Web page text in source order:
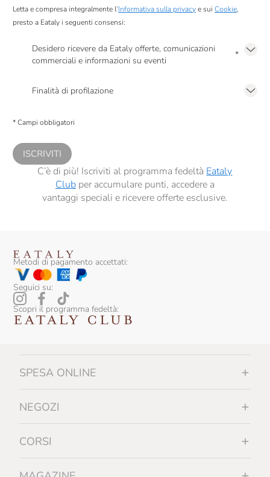
Letta e compresa integralmente l’Informativa sulla privacye sui Cookie,
presto a Eataly i seguenti consensi:
Desidero ricevere da Eataly offerte, comunicazioni
commerciali e informazioni su eventi
*
Finalità di profilazione
comunicazioni commerciali personalizzate, in caso di consenso prestato ai
* Campi obbligatori
ISCRIVITI
C’è di più! Iscriviti al programma fedeltà Eataly
Clubper accumulare punti, accedere a
vantaggi speciali e ricevere offerte esclusive.
Metodi di pagamento accettati:
Seguici su:
Scopri il programma fedeltà:
SPESA ONLINE
NEGOZI
CORSI